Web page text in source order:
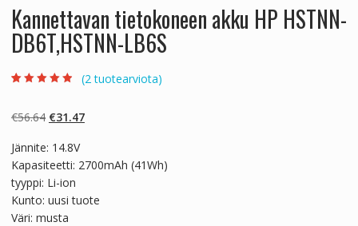
Kannettavan tietokoneen akku HP HSTNN-
DB6T,HSTNN-LB6S
asiakkaan
(2tuotearviota)
€56.64 Alkuperäinen
oli:
€56.64.
€31.47Nykyinen
€31.47.
Jännite: 14.8V
Kapasiteetti: 2700mAh (41Wh)
tyyppi: Li-ion
Kunto: uusi tuote
Väri: musta